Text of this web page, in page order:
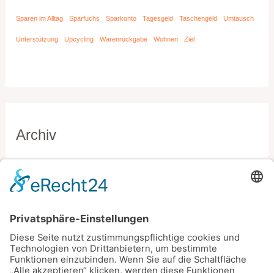
Sparen im Alltag Sparfuchs Sparkonto Tagesgeld Taschengeld Umtausch
Unterstützung Upcycling Warenrückgabe Wohnen Ziel
Archiv